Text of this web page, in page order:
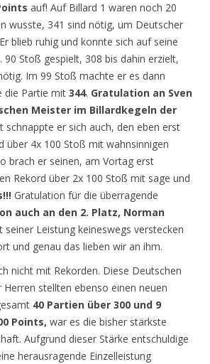
auf! Auf Billard 1 waren noch 20
wusste, 341 sind nötig, um Deutscher
blieb ruhig und konnte sich auf seine
90 Stoß gespielt, 308 bis dahin erzielt,
Im 99 Stoß machte er es dann
die Partie mit 344. Gratulation an Sven
Meister im Billardkegeln der
schnappte er sich auch, den eben erst
über 4x 100 Stoß mit wahnsinnigen
brach er seinen, am Vortag erst
Rekord über 2x 100 Stoß mit sage und
Gratulation für die überragende
auch an den 2. Platz, Norman
seiner Leistung keineswegs verstecken
und genau das lieben wir an ihm.
nicht mit Rekorden. Diese Deutschen
stellten ebenso einen neuen
40 Partien über 300 und 9
Points, war es die bisher stärkste
Aufgrund dieser Stärke entschuldige
herausragende Einzelleistung